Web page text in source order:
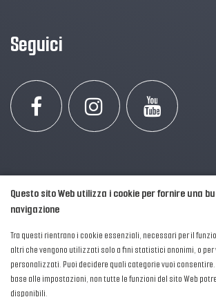
Seguici
2016-2026 © AIPFM - Festa della Musica Italia
Privacy Policy
| Cookies
Questo sito Web utilizza i cookie per fornire una
navigazione
Tra questi rientrano i cookie essenziali, necessari per il
altri che vengono utilizzati solo a fini statistici anonimi, o
personalizzati. Puoi decidere quali categorie vuoi
base alle impostazioni, non tutte le funzioni del sito Web
disponibili.